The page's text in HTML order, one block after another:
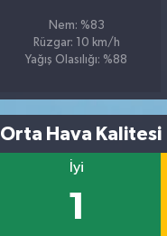
Nem: %83
Rüzgar: 10 km/h
Yağış Olasılığı: %88
Orta Hava Kalitesi
İyi
1